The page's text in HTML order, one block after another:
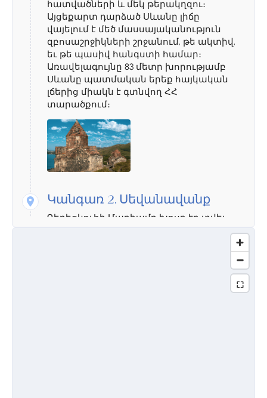
հատվածների և մեկ թերակղզու։
Այցեքարտ դարձած Սևանը լիճը
վայելում է մեծ մասսայականություն
զբոսաշրջիկների շրջանում, թե ակտիվ,
եւ թե պասիվ հանգստի համար։
Առավելագույնը 83 մետր խորությամբ
Սևանը պատմական երեք հայկական
լճերից միակն է գտնվող ՀՀ
տարածքում։
Կանգառ 2. Սեվանավանք
Գեղեցկուհի Մարիամը խոսք էր տվել
չորրորդ դարում հիմնադրված լինելով,